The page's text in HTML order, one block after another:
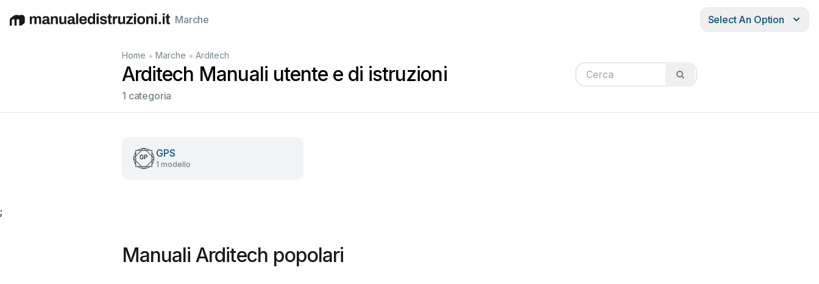
EnglishDeutschEspañol Italiano Français
Marche Select An Option
Home • Marche • Arditech
Arditech Manuali utente e di istruzioni
1 categoria
GPS
1 modello
;
Manuali Arditech popolari